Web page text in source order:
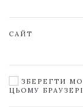
САЙТ
ЗБЕРЕГТИ
ЦЬОМУ